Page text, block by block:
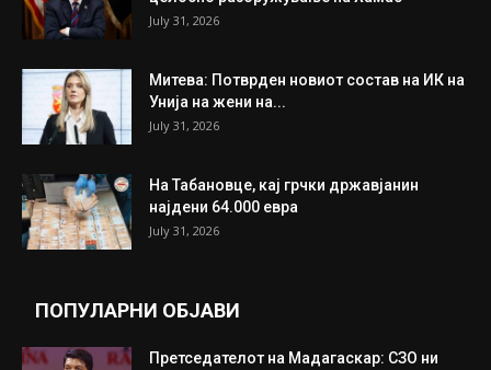
July 31, 2026
Митева: Потврден новиот состав на ИК на
Унија на жени на...
July 31, 2026
На Табановце, кај грчки државјанин
најдени 64.000 евра
July 31, 2026
ПОПУЛАРНИ ОБЈАВИ
Претседателот на Мадагаскар: СЗО ни